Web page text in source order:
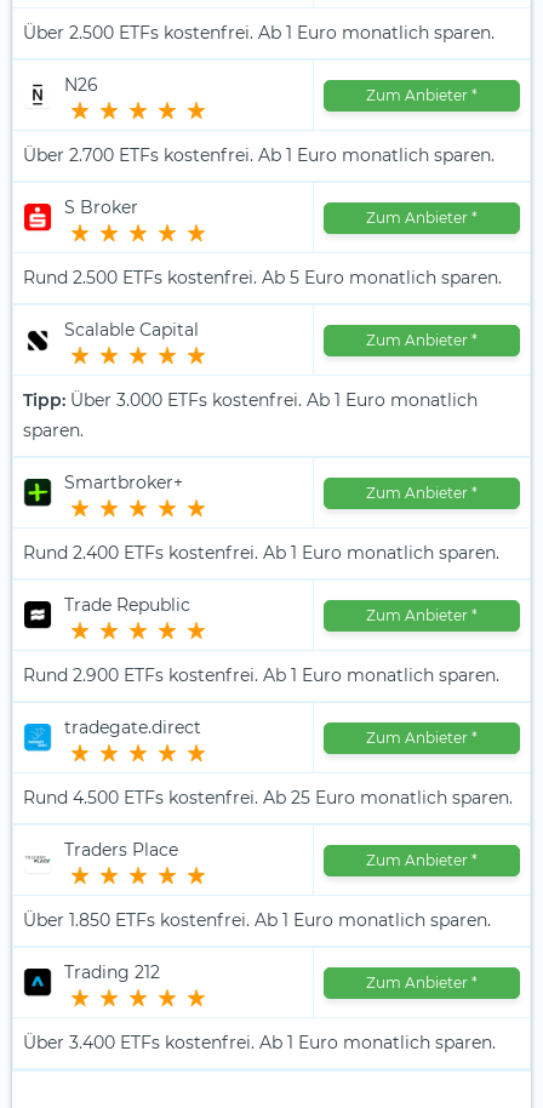
Über 2.500 ETFs kostenfrei. Ab 1 Euro monatlich sparen.
N26 Zum Anbieter *
Über 2.700 ETFs kostenfrei. Ab 1 Euro monatlich sparen.
S Broker Zum Anbieter *
Rund 2.500 ETFs kostenfrei. Ab 5 Euro monatlich sparen.
Scalable Capital Zum Anbieter *
Tipp: Über 3.000 ETFs kostenfrei. Ab 1 Euro monatlich
sparen.
Smartbroker+ Zum Anbieter *
Rund 2.400 ETFs kostenfrei. Ab 1 Euro monatlich sparen.
Trade Republic Zum Anbieter *
Rund 2.900 ETFs kostenfrei. Ab 1 Euro monatlich sparen.
tradegate.direct Zum Anbieter *
Rund 4.500 ETFs kostenfrei. Ab 25 Euro monatlich sparen.
Traders Place Zum Anbieter *
Über 1.850 ETFs kostenfrei. Ab 1 Euro monatlich sparen.
Trading 212 Zum Anbieter *
Über 3.400 ETFs kostenfrei. Ab 1 Euro monatlich sparen.